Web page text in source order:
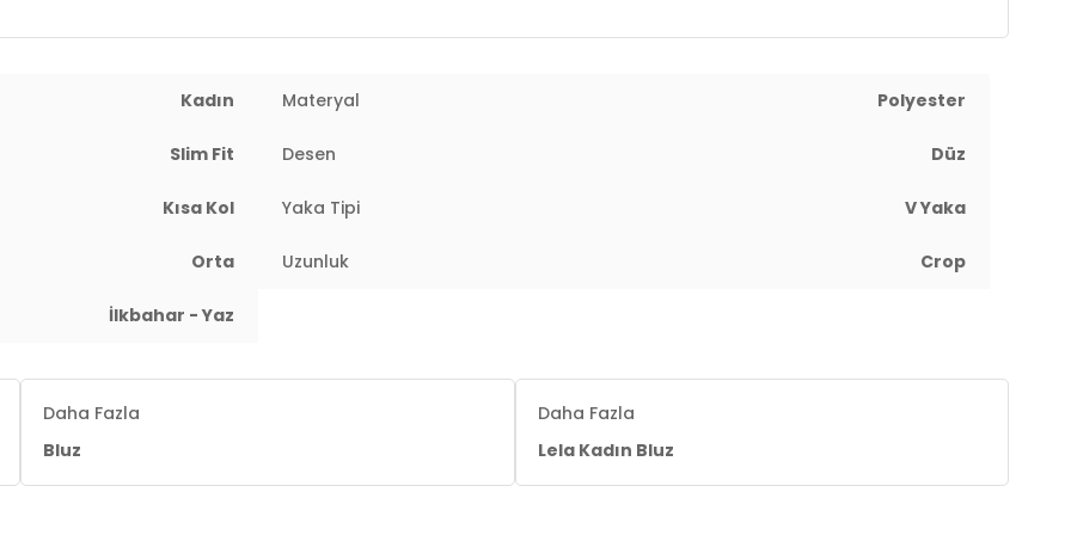
Kadın Materyal Polyester
Slim Fit Desen Düz
Kısa Kol Yaka Tipi V Yaka
Orta Uzunluk Crop
İlkbahar - Yaz
Daha Fazla
Bluz
Daha Fazla
Lela Kadın Bluz